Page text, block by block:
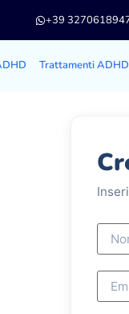
+39
Trattamenti ADHD